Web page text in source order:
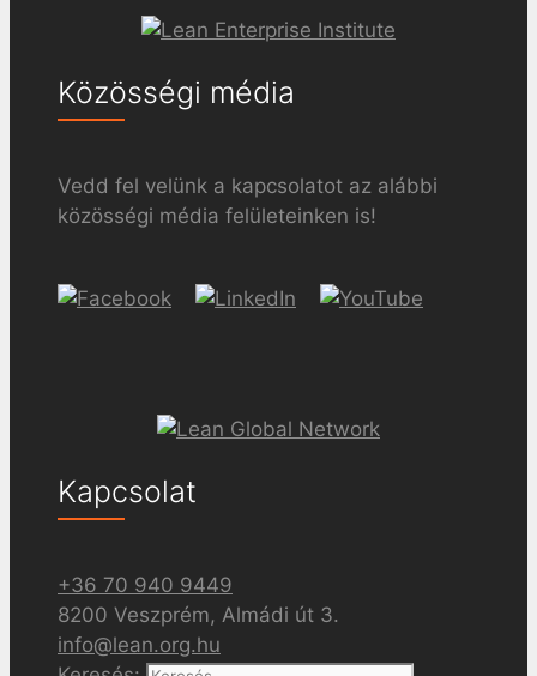
Közösségi média
Vedd fel velünk a kapcsolatot az alábbi
közösségi média felületeinken is!
Kapcsolat
+36 70 940 9449
8200 Veszprém, Almádi út 3.
info@lean.org.hu